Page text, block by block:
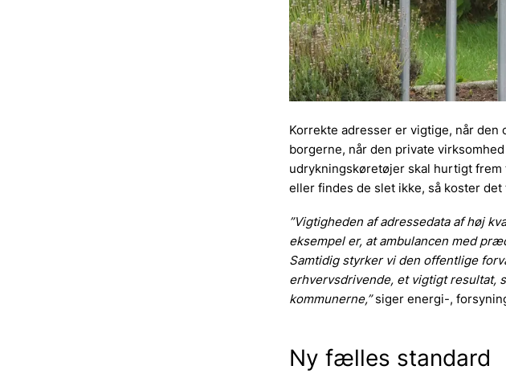
Korrekte adresser er vigtige, når
borgerne, når den private
udrykningskøretøjer skal hurtigt
eller findes de slet ikke, så koster
”Vigtigheden af adressedata af høj
eksempel er, at ambulancen med
Samtidig styrker vi den offentlige
erhvervsdrivende, et vigtigt resultat,
kommunerne,”siger energi-,
Ny fælles standard